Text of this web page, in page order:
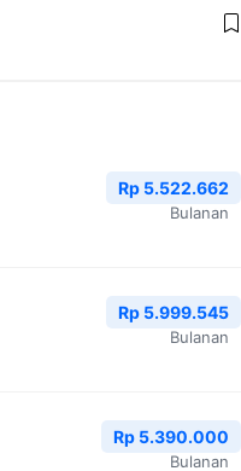
Rp 5.522.662
Bulanan
Rp 5.999.545
Bulanan
Rp 5.390.000
Bulanan